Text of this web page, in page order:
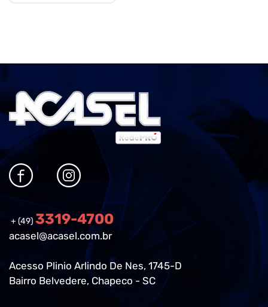
+ (49) 3319-4700
acasel@acasel.com.br
Acesso Plinio Arlindo De Nes, 1745-D
Bairro Belvedere, Chapeco - SC